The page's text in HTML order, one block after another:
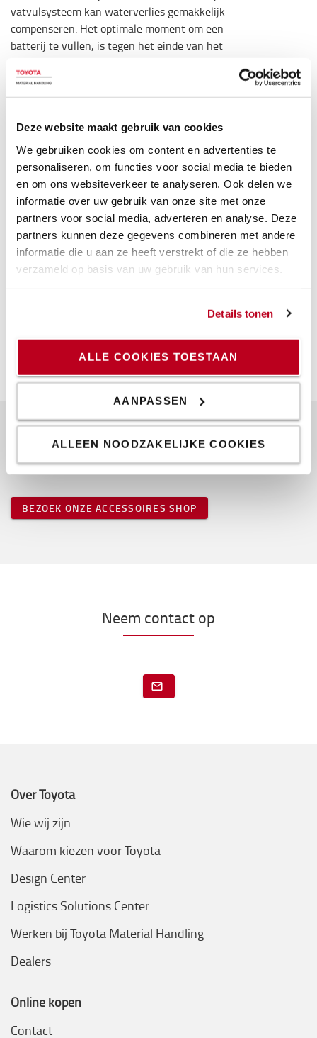
Deze website maakt gebruik van cookies
We gebruiken cookies om content en advertenties te
personaliseren, om functies voor social media te bieden
en om ons websiteverkeer te analyseren. Ook delen we
informatie over uw gebruik van onze site met onze
partners voor social media, adverteren en analyse. Deze
partners kunnen deze gegevens combineren met andere
informatie die u aan ze heeft verstrekt of die ze hebben
verzameld op basis van uw gebruik van hun services.
Details tonen
ALLE COOKIES TOESTAAN
AANPASSEN
ALLEEN NOODZAKELIJKE COOKIES
vatvulsysteem kan waterverlies gemakkelijk
compenseren. Het optimale moment om een
batterij te vullen, is tegen het einde van het
vat op een hoogte van ten minste 2m boven de
bovenkant van de batterij worden geplaatst. De
is voltooid.
Technische specificaties
Inclusief 3m slang
Inclusief koppeling en stroomindicator
Inhoud van vat: 30L
Geleverd zonder inhoud
Specificatie
Gewicht:1,25kg
Breedte:25,5cm
cm
Populaire accessories
BEZOEK ONZE ACCESSOIRES SHOP
Neem contact op
Over Toyota
Wie wij zijn
Waarom kiezen voor Toyota
Design Center
Logistics Solutions Center
Werken bij Toyota Material Handling
Dealers
Online kopen
Contact